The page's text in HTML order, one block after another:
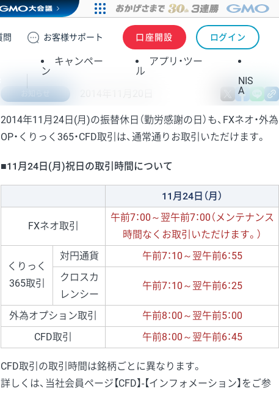
問 お客様サポート 口座開設 ログイン
キャンペー
ン
アプリ・ツー
ル
NIS
A
X
2014年11月24日(月)の振替休日（勤労感謝の日）も、FXネオ・外為
OP・くりっく365・CFD取引は、通常通りお取引いただけます。
■11月24日(月)祝日の取引時間について
11月24日（月）
FXネオ取引
午前7：00～翌午前7：00（メンテナンス
時間なくお取引いただけます。）
くりっく
365取引
対円通貨
午前7：10～翌午前6：55
クロスカ
レンシー
午前7：10～翌午前6：25
外為オプション取引
午前8：00～翌午前5：00
CFD取引
午前8：00～翌午前6：45
CFD取引の取引時間は銘柄ごとに異なります。
詳しくは、当社会員ページ【CFD】-【インフォメーション】をご参